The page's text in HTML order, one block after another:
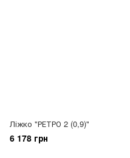
Ліжко "РЕТРО 2 (0,9)"
6 178 грн